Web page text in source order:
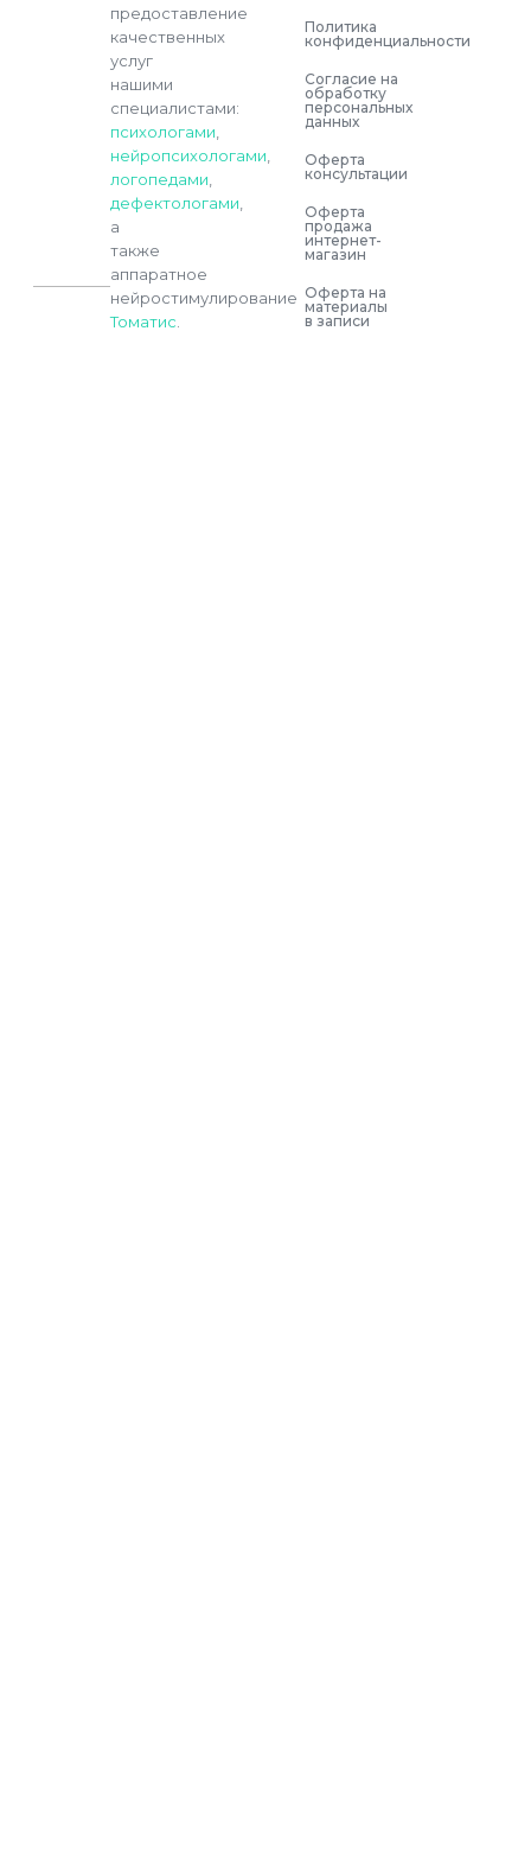
предоставление
качественных
услуг
нашими
специалистами:
психологами
нейропсихологами
логопедами
дефектологами
а
также
аппаратное
нейростимулирование
Томатис
Политика
конфиденциальности
Согласие на
обработку
персональных
данных
Оферта
консультации
Оферта
продажа
интернет-
магазин
Оферта на
материалы
в записи